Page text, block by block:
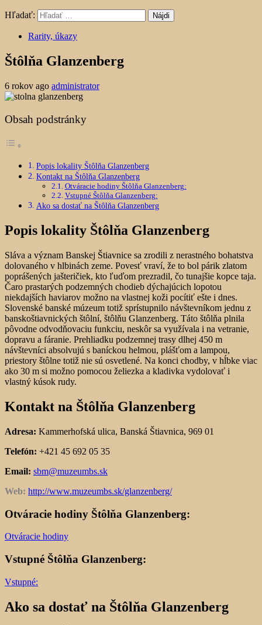
Hľadať:
Rarity, úkazy
Štôlňa Glanzenberg
6 rokov ago administrator
Obsah podstránky
Popis lokality Štôlňa Glanzenberg
Kontakt na Štôlňa Glanzenberg
Otváracie hodiny Štôlňa Glanzenberg:
Vstupné Štôlňa Glanzenberg:
Ako sa dostať na Štôlňa Glanzenberg
Popis lokality Štôlňa Glanzenberg
Sláva a význam Banskej Štiavnice sa zrodili z nerastného bohatstva
dolovaného v hlbinách zeme. Povesť vraví, že to bol párik zlatom
poprášených jašteričiek, kto ľuďom prezradil, čo tunajšie kopce taja.
Čaro prastarých podzemných chodieb dýchajúcich lopotou
niekdajších haviarov možno na vlastnej koži pocítiť ešte i dnes.
Slovenské banské múzeum totiž sprístupnilo návštevníkom jednu z
banskoštiavnických štôlní, štôlňu Glanzenberg. Táto štôlňa plnila
pôvodne odvodňovaciu funkciu, neskôr sa využívala i na vetranie,
dopravu a fáranie. Prehliadku podzemnej trasy dlhej 450 m
návštevníci absolvujú s baníckou helmou, plášťom a lampou,
priestory štôlne totiž nie sú osvetlené. Na konci chodby, v hĺbke viac
ako 30 m si možno pomocou želiezka a kladivka vydolovať i
vlastný kúsok rudy.
Kontakt na Štôlňa Glanzenberg
Adresa: Kammerhofská ulica, Banská Štiavnica, 969 01
Telefón: +421 45 692 05 35
Email: sbm@muzeumbs.sk
Web: http://www.muzeumbs.sk/glanzenberg/
Otváracie hodiny Štôlňa Glanzenberg:
Otváracie hodiny
Vstupné Štôlňa Glanzenberg:
Vstupné:
Ako sa dostať na Štôlňa Glanzenberg